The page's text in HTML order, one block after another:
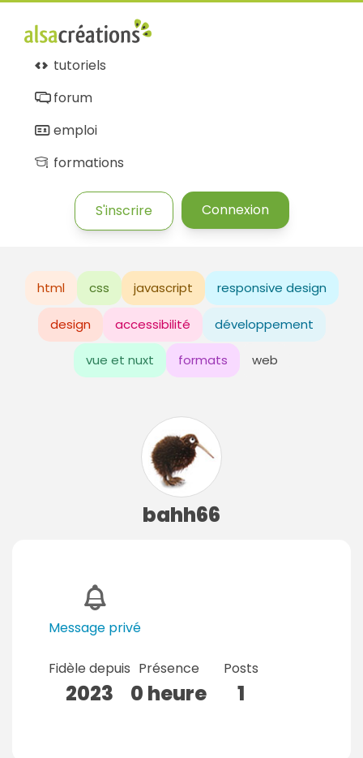
tutoriels
forum
emploi
formations
S'inscrire Connexion
html css javascript responsive design
design accessibilité développement
vue et nuxt formats web
bahh66
Message privé
Fidèle depuis
2023
Présence
0 heure
Posts
1